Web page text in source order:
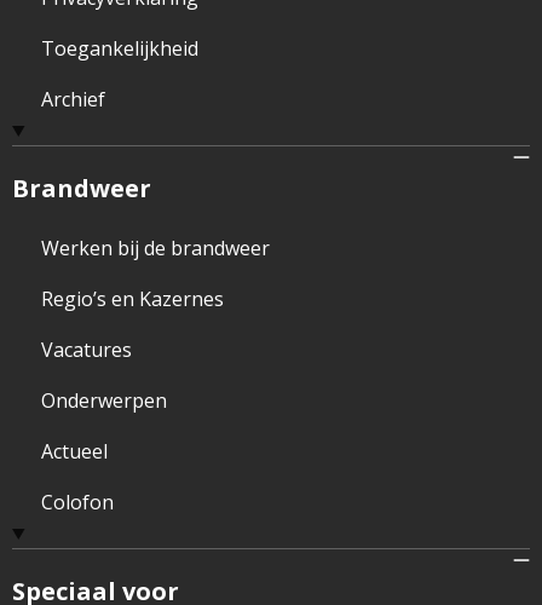
Toegankelijkheid
Archief
Brandweer
Werken bij de brandweer
Regio’s en Kazernes
Vacatures
Onderwerpen
Actueel
Colofon
Speciaal voor